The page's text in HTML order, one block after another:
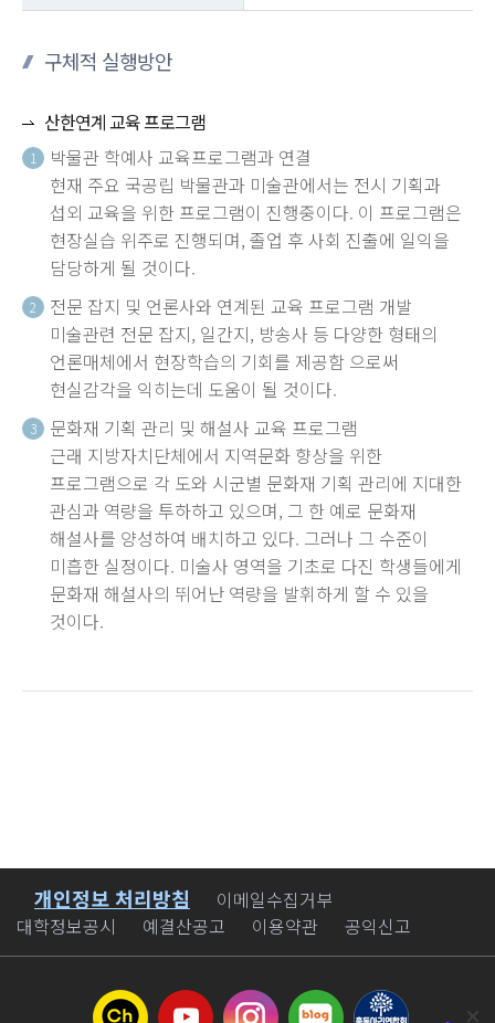
구체적 실행방안
산한연계 교육 프로그램
1
박물관 학예사 교육프로그램과 연결
현재 주요 국공립 박물관과 미술관에서는 전시 기획과
섭외 교육을 위한 프로그램이 진행중이다. 이 프로그램은
현장실습 위주로 진행되며, 졸업 후 사회 진출에 일익을
담당하게 될 것이다.
2
전문 잡지 및 언론사와 연계된 교육 프로그램 개발
미술관련 전문 잡지, 일간지, 방송사 등 다양한 형태의
언론매체에서 현장학습의 기회를 제공함 으로써
현실감각을 익히는데 도움이 될 것이다.
3
문화재 기획 관리 및 해설사 교육 프로그램
근래 지방자치단체에서 지역문화 향상을 위한
프로그램으로 각 도와 시군별 문화재 기획 관리에 지대한
관심과 역량을 투하하고 있으며, 그 한 예로 문화재
해설사를 양성하여 배치하고 있다. 그러나 그 수준이
미흡한 실정이다. 미술사 영역을 기초로 다진 학생들에게
문화재 해설사의 뛰어난 역량을 발휘하게 할 수 있을
것이다.
바로가기
개인정보 처리방침
이메일수집거부
대학정보공시
예결산공고 이용약관 공익신고